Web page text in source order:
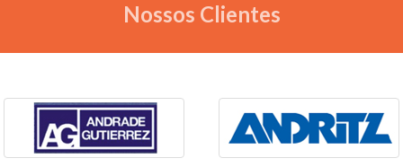
Nossos Clientes